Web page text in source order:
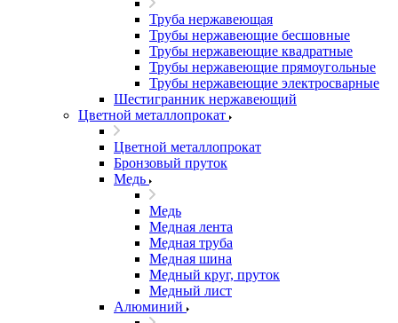
Труба нержавеющая
Трубы нержавеющие бесшовные
Трубы нержавеющие квадратные
Трубы нержавеющие прямоугольные
Трубы нержавеющие электросварные
Шестигранник нержавеющий
Цветной металлопрокат
Цветной металлопрокат
Бронзовый пруток
Медь
Медь
Медная лента
Медная труба
Медная шина
Медный круг, пруток
Медный лист
Алюминий